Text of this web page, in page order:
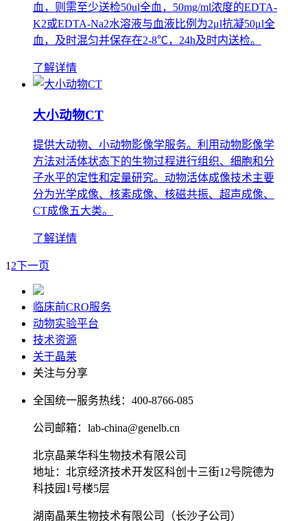
血，则需至少送检50ul全血，50mg/ml浓度的EDTA-
K2或EDTA-Na2水溶液与血液比例为2μl抗凝50μl全
血，及时混匀并保存在2-8℃，24h及时内送检。
了解详情
大小动物CT
提供大动物、小动物影像学服务。利用动物影像学
方法对活体状态下的生物过程进行组织、细胞和分
子水平的定性和定量研究。动物活体成像技术主要
分为光学成像、核素成像、核磁共振、超声成像、
CT成像五大类。
了解详情
1 2下一页
临床前CRO服务
动物实验平台
技术资源
关于晶莱
关注与分享
全国统一服务热线： 400-8766-085
公司邮箱： lab-china@genelb.cn
北京晶莱华科生物技术有限公司
地址：北京经济技术开发区科创十三街12号院德为
科技园1号楼5层
湖南晶莱生物技术有限公司（长沙子公司）